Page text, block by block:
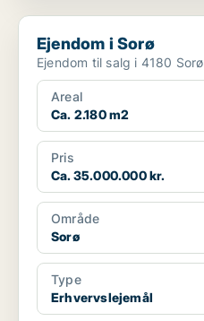
Ejendom i Sorø
Ejendom i Sorø
Ejendom til salg i 4180 Sorø
Areal
Ca. 2.180 m2
Pris
Ca. 35.000.000 kr.
Område
Sorø
Type
Erhvervslejemål